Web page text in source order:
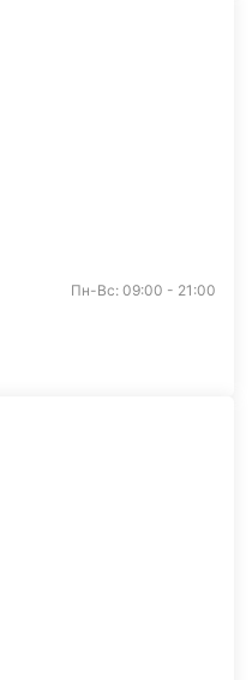
Пн-Вс: 09:00 - 21:00